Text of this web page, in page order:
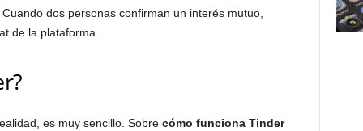
Cuando dos personas confirman un interés mutuo,
de la plataforma.
es muy sencillo. Sobre cómo funciona Tinder